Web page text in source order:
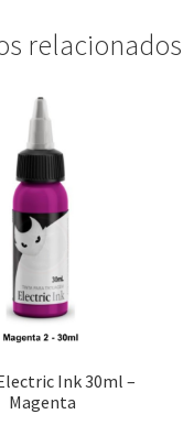
relacionados
Ink 30ml –
Magenta